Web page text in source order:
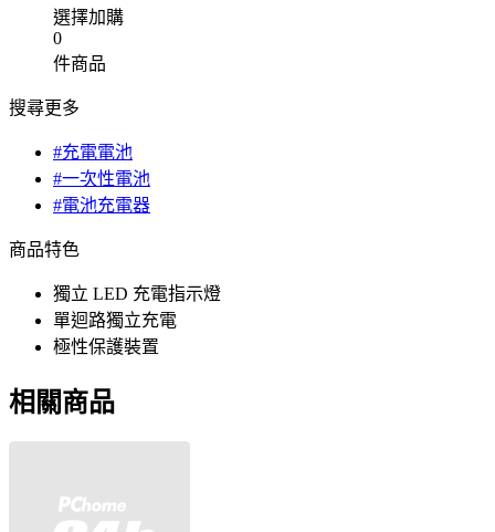
選擇加購
0
件商品
搜尋更多
#充電電池
#一次性電池
#電池充電器
商品特色
獨立 LED 充電指示燈
單迴路獨立充電
極性保護裝置
相關商品